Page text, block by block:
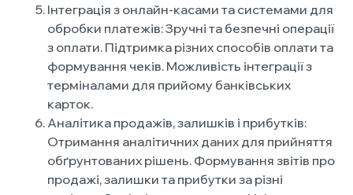
Інтеграція з онлайн-касами та системами для
обробки платежів: Зручні та безпечні операції
з оплати. Підтримка різних способів оплати та
формування чеків. Можливість інтеграції з
терміналами для прийому банківських
карток.
Аналітика продажів, залишків і прибутків:
Отримання аналітичних даних для прийняття
обґрунтованих рішень. Формування звітів про
продажі, залишки та прибутки за різні